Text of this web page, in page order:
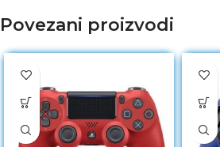
Povezani proizvodi